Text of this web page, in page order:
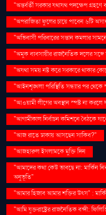
"অন্তর্বর্তী সরকার যথাযথ পদক্ষেপ গ্রহণে
"অপরাজিতা ফুলের চায়ে পাবেন ৬টি
"অভিবাসী পরিবারের সন্তান কমলার
"অমুক ব্যবসায়ীর রাজনৈতিক দলের
"অযথা সময় নষ্ট করে সরকারে থাকার
"আইনশৃঙ্খলা পরিস্থিতি সন্ধ্যার পর থেকে
"আওয়ামী লীগের অবস্থান স্পষ্ট না
"আগামীকাল নির্বাচন কমিশনে বৈঠকে
"আজ রাতে ঢাকায় আসছেন সাকিব?"
"আজহারুল ইসলামকে মুক্তি দিন
"আমাদের কথা কেউ ভাবছে না: মার্কিন
অনুভূতি"
"আমার হিজাব আমার শক্তির উৎস" :
"আমি যুক্তরাষ্ট্রের রাজনৈতিক বন্দী: